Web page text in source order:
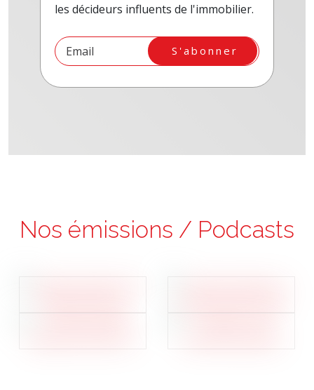
les décideurs influents de l'immobilier.
S'abonner
Nos émissions / Podcasts